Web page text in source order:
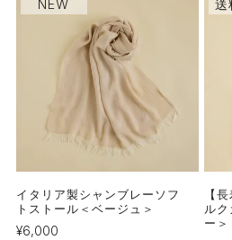
NEW
イタリア製シャンブレーソフ
トストール＜ベージュ＞
¥6,000
送
【
ル
ー＞